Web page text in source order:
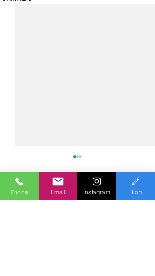
コメント
Phone Email Instagram Blog